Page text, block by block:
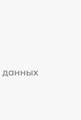
данных